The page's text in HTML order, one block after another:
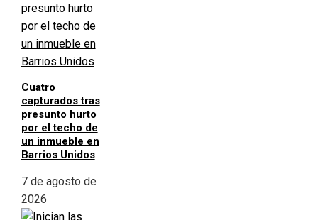
Cuatro
capturados tras
presunto hurto
por el techo de
un inmueble en
Barrios Unidos
7 de agosto de
2026